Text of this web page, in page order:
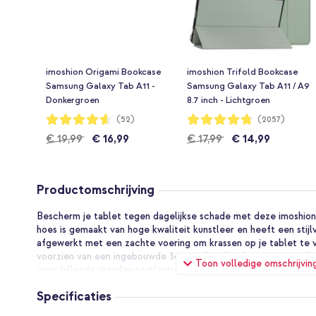
imoshion Origami Bookcase
Samsung Galaxy Tab A11 -
Donkergroen
Waardering:
92%
(52)
€ 19,99 € 16,99
imoshion Trifold Bookcase
Samsung Galaxy Tab A11 / A9
8.7 inch - Lichtgroen
Waardering:
95%
(2057)
€ 17,99 € 14,99
Productomschrijving
Toon volledige
Bescherm je tablet tegen dagelijkse schade met deze
hoes is gemaakt van hoge kwaliteit kunstleer en heeft een
afgewerkt met een zachte voering om krassen op je tablet te
voorzien van een ingebouwde 360 graden draaibare
verschillende standen te plaatsen is. Zo geniet je handsfree
Stijlvol design van hoge kwaliteit kunstleer
Specificaties